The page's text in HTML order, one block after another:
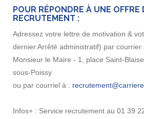
POUR RÉPONDRE À UNE OFFRE
RECRUTEMENT :
Adressez votre lettre de motivation &
dernier Arrêté administratif) par courrier
Monsieur le Maire - 1, place Saint-
sous-Poissy
ou par courriel à :
Infos+ : Service recrutement au 01 39